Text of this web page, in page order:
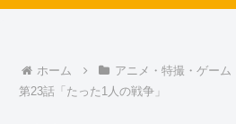
ホーム アニメ・特撮・ゲーム
第23話「たった1人の戦争」